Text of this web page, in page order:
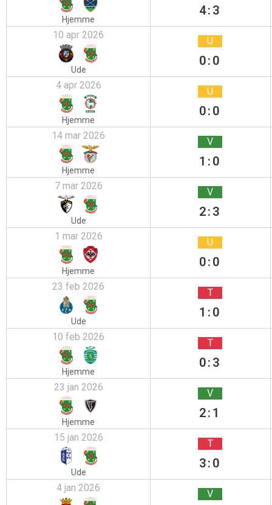
Hjemme
4:3
10 apr 2026
Ude
U
0:0
4 apr 2026
Hjemme
U
0:0
14 mar 2026
Hjemme
V
1:0
7 mar 2026
Ude
V
2:3
1 mar 2026
Hjemme
U
0:0
23 feb 2026
Ude
T
1:0
10 feb 2026
Hjemme
T
0:3
23 jan 2026
Hjemme
V
2:1
15 jan 2026
Ude
T
3:0
4 jan 2026 V